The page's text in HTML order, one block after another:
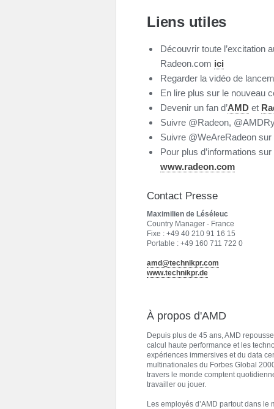
Liens utiles
Découvrir toute l’excitation
Radeon.com ici
Regarder la vidéo de
En lire plus sur le nouveau
Devenir un fan d’AMD et
Suivre @Radeon,
Suivre @WeAreRadeon
Pour plus d’informations
www.radeon.com
Contact Presse
Maximilien de Léséleuc
Country Manager - France
Fixe : +49 40 210 91 16 15
Portable : +49 160 711 722 0
amd@technikpr.com
www.technikpr.de
À propos d'AMD
Depuis plus de 45 ans, AMD
calcul haute performance et les
expériences immersives et du data
multinationales du Forbes Global
travers le monde comptent
travailler ou jouer.
Les employés d’AMD partout dans